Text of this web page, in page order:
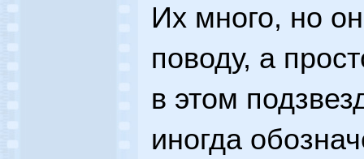
Их много, но
поводу, а
в этом
иногда